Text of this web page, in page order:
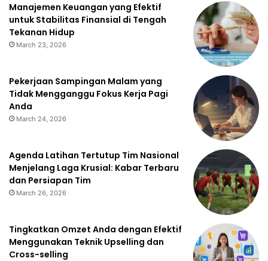
Manajemen Keuangan yang Efektif
untuk Stabilitas Finansial di Tengah
Tekanan Hidup
March 23, 2026
Pekerjaan Sampingan Malam yang
Tidak Mengganggu Fokus Kerja Pagi
Anda
March 24, 2026
Agenda Latihan Tertutup Tim Nasional
Menjelang Laga Krusial: Kabar Terbaru
dan Persiapan Tim
March 26, 2026
Tingkatkan Omzet Anda dengan Efektif
Menggunakan Teknik Upselling dan
Cross-selling